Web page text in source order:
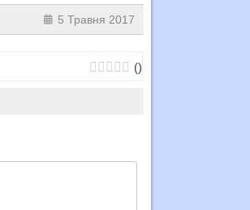
5 Травня 2017
()